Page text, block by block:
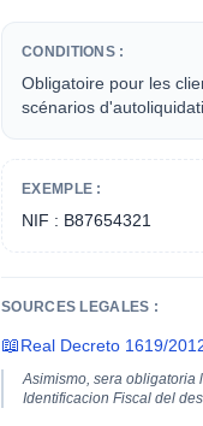
CONDITIONS :
Obligatoire pour les
scénarios
EXEMPLE :
NIF : B87654321
SOURCES LEGALES :
📖Real Decreto 1619/
Asimismo, sera obligatoria
Identificacion Fiscal del